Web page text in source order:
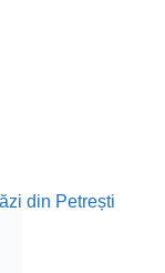
din Petrești